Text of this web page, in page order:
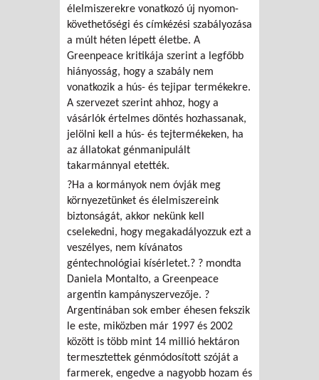
élelmiszerekre vonatkozó új nyomon-
követhetőségi és címkézési szabályozása
a múlt héten lépett életbe. A
Greenpeace kritikája szerint a legfőbb
hiányosság, hogy a szabály nem
vonatkozik a hús- és tejipar termékekre.
A szervezet szerint ahhoz, hogy a
vásárlók értelmes döntés hozhassanak,
jelölni kell a hús- és tejtermékeken, ha
az állatokat génmanipulált
takarmánnyal etették.
?Ha a kormányok nem óvják meg
környezetünket és élelmiszereink
biztonságát, akkor nekünk kell
cselekedni, hogy megakadályozzuk ezt a
veszélyes, nem kívánatos
géntechnológiai kísérletet.? ? mondta
Daniela Montalto, a Greenpeace
argentin kampányszervezője. ?
Argentínában sok ember éhesen fekszik
le este, miközben már 1997 és 2002
között is több mint 14 millió hektáron
termesztettek génmódosított szóját a
farmerek, engedve a nagyobb hozam és